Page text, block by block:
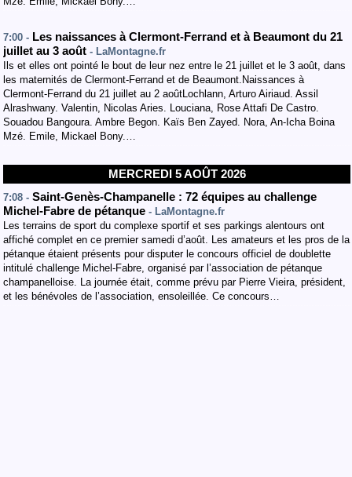
7:00 - Les naissances à Clermont-Ferrand et à Beaumont du 21
juillet au 3 août - LaMontagne.fr
Ils et elles ont pointé le bout de leur nez entre le 21 juillet et le 3 août, dans
les maternités de Clermont-Ferrand et de Beaumont.Naissances à
Clermont-Ferrand du 21 juillet au 2 aoûtLochlann, Arturo Airiaud. Assil
Alrashwany. Valentin, Nicolas Aries. Louciana, Rose Attafi De Castro.
Souadou Bangoura. Ambre Begon. Kaïs Ben Zayed. Nora, An-Icha Boina
Mzé. Emile, Mickael Bony.…
MERCREDI 5 AOÛT 2026
7:08 - Saint-Genès-Champanelle : 72 équipes au challenge
Michel-Fabre de pétanque - LaMontagne.fr
Les terrains de sport du complexe sportif et ses parkings alentours ont
affiché complet en ce premier samedi d’août. Les amateurs et les pros de la
pétanque étaient présents pour disputer le concours officiel de doublette
intitulé challenge Michel-Fabre, organisé par l’association de pétanque
champanelloise. La journée était, comme prévu par Pierre Vieira, président,
et les bénévoles de l’association, ensoleillée. Ce concours…